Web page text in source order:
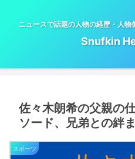
ニュースで話題の人物の経歴・人
Snufkin
佐々木朗希の父親の
ソード、兄弟との絆
スポーツ